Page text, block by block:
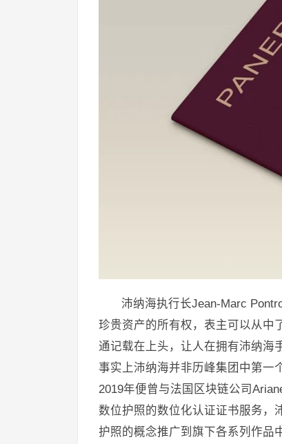
沛纳海执行长Jean-Marc
珍贵资产的所有权，表主可以从中
通记载在上头，让人在拥有沛纳海
事实上沛纳海并非历峰集团中第一
2019年便曾与法国区块链公司
数位护照的数位化认证证书服务，
护照的概念推广到旗下各系列作品